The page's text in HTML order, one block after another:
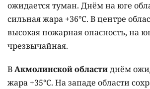
ожидается туман. Днём на юге
сильная жара +36°C. В центре
высокая пожарная опасность, на
чрезвычайная.
ВАкмолинской областиднём
жара +35°C. На западе области